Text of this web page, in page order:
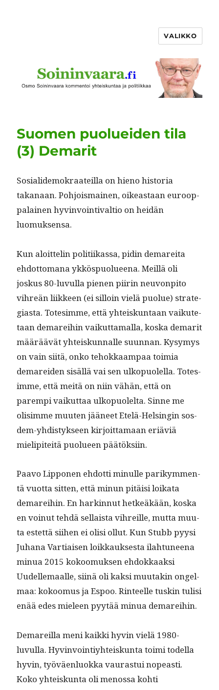
VALIKKO
Suomen puolueiden tila
(3) Demarit
Sosialidemokraateil­la on hieno his­to­ria
takanaan. Pohjo­is­mainen, oikeas­t­aan euroop­
palainen hyv­in­voin­ti­val­tio on hei­dän
luomuksensa.
Kun aloit­telin poli­ti­ikas­sa, pidin demare­i­ta
ehdot­tomana ykköspuolueena. Meil­lä oli
joskus 80-luvul­la pienen piirin neu­von­pito
vihreän liik­keen (ei sil­loin vielä puolue) strate­
gias­ta. Totes­imme, että yhteiskun­taan vaikute­
taan demarei­hin vaikut­ta­mal­la, kos­ka demar­it
määräävät yhteiskun­nalle suun­nan. Kysymys
on vain siitä, onko tehokkaam­paa toimia
demarei­den sisäl­lä vai sen ulkop­uolel­la. Totes­
imme, että meitä on niin vähän, että on
parem­pi vaikut­taa ulkop­uolelta. Sinne me
olisimme muuten jääneet Etelä-Helsin­gin sos­
dem-yhdis­tyk­seen kir­joit­ta­maan eriäviä
mielip­iteitä puolueen päätöksiin.
Paa­vo Lip­po­nen ehdot­ti min­ulle parikym­men­
tä vuot­ta sit­ten, että min­un pitäisi loika­ta
demarei­hin. En harkin­nut het­keäkään, kos­ka
en voin­ut tehdä sel­l­aista vihreille, mut­ta muu­
ta estet­tä siihen ei olisi ollut. Kun Stubb pyysi
Juhana Var­ti­aisen loikkauk­ses­ta ilah­tuneena
min­ua 2015 kokoomuk­sen ehdokkaak­si
Uudelle­maalle, siinä oli kak­si muu­takin ongel­
maa: kokoomus ja Espoo. Rin­teelle tuskin tulisi
enää edes mieleen pyytää min­ua demareihin.
Demareil­la meni kaik­ki hyvin vielä 1980-
luvul­la. Hyv­in­voin­tiy­hteiskun­ta toi­mi todel­la
hyvin, työväen­lu­ok­ka vauras­tui nopeasti.
Koko yhteiskun­ta oli menos­sa kohti